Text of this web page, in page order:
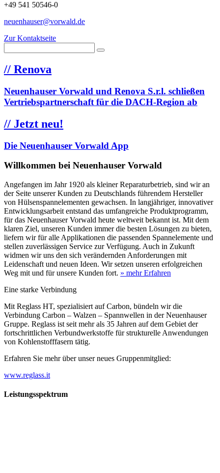
+49 541 50546-0
neuenhauser@vorwald.de
Zur Kontaktseite
// Renova
Neuenhauser Vorwald und Renova S.r.l. schließen
Vertriebspartnerschaft für die DACH-Region ab
// Jetzt neu!
Die Neuenhauser Vorwald App
Willkommen bei Neuenhauser Vorwald
Angefangen im Jahr 1920 als kleiner Reparaturbetrieb, sind wir an
der Seite unserer Kunden zu Deutschlands führendem Hersteller
von Hülsenspannelementen gewachsen. In langjähriger, innovativer
Entwicklungsarbeit entstand das umfangreiche Produktprogramm,
für das Neuenhauser Vorwald heute weltweit bekannt ist. Mit dem
klaren Ziel, unseren Kunden immer die besten Lösungen zu bieten,
liefern wir für alle Applikationen die passenden Spannelemente und
stellen zuverlässigen Service zur Verfügung. Auch in Zukunft
widmen wir uns den sich verändernden Anforderungen mit
Leidenschaft und neuen Ideen. Wir setzen unseren erfolgreichen
Weg mit und für unsere Kunden fort. » mehr Erfahren
Eine starke Verbindung
Mit Reglass HT, spezialisiert auf Carbon, bündeln wir die
Verbindung Carbon – Walzen – Spannwellen in der Neuenhauser
Gruppe. Reglass ist seit mehr als 35 Jahren auf dem Gebiet der
fortschrittlichen Verbundwerkstoffe für strukturelle Anwendungen
von Kohlenstofffasern tätig.
Erfahren Sie mehr über unser neues Gruppenmitglied:
www.reglass.it
Leistungsspektrum